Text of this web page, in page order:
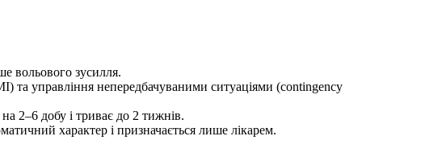
вольового зусилля.
та управління непередбачуваними ситуаціями (contingency
2–6 добу і триває до 2 тижнів.
характер і призначається лише лікарем.